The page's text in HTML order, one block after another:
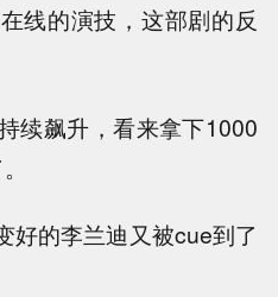
线的演技，这部剧的反
续飙升，看来拿下1000
好的李兰迪又被cue到了